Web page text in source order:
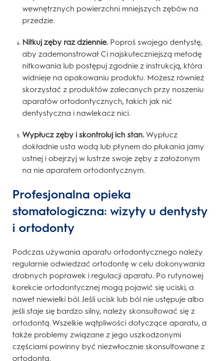
wewnętrznych powierzchni mniejszych zębów na
przedzie.
Nitkuj zęby raz dziennie. Poproś swojego dentystę,
aby zademonstrował Ci najskuteczniejszą metodę
nitkowania lub postępuj zgodnie z instrukcją, która
widnieje na opakowaniu produktu. Możesz również
skorzystać z produktów zalecanych przy noszeniu
aparatów ortodontycznych, takich jak nić
dentystyczna i nawlekacz nici.
Wypłucz zęby i skontroluj ich stan. Wypłucz
dokładnie usta wodą lub płynem do płukania jamy
ustnej i obejrzyj w lustrze swoje zęby z założonym
na nie aparatem ortodontycznym.
Profesjonalna opieka
stomatologiczna: wizyty u dentysty
i ortodonty
Podczas używania aparatu ortodontycznego należy
regularnie odwiedzać ortodontę w celu dokonywania
drobnych poprawek i regulacji aparatu. Po rutynowej
korekcie ortodontycznej mogą pojawić się uciski, a
nawet niewielki ból. Jeśli ucisk lub ból nie ustępuje albo
jeśli staje się bardzo silny, należy skonsultować się z
ortodontą. Wszelkie wątpliwości dotyczące aparatu, a
także problemy związane z jego uszkodzonymi
częściami powinny być niezwłocznie skonsultowane z
ortodontą.